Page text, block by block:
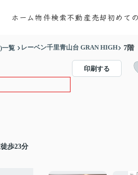
ホーム物件検索不動産売却初めて
一覧 レーベン千里青山台 GRAN HIGH 7階
歩23分
印刷する